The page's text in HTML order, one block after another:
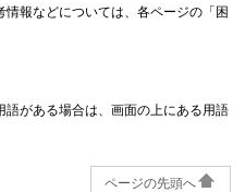
報などについては、各ページの「困
がある場合は、画面の上にある用語
ページの先頭へ